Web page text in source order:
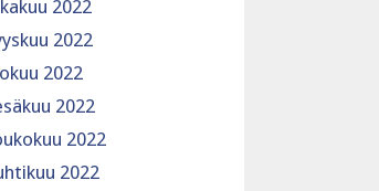
2022
2022
2022
2022
2022
2022